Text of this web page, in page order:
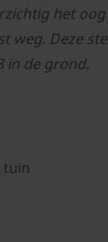
het
weg. Deze
in de grond.